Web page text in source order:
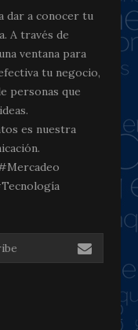
dar a conocer tu
A través de
ventana para
tu negocio,
personas que
es nuestra